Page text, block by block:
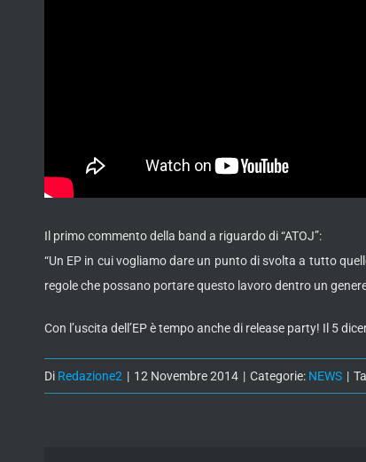
Il primo commento della band a riguardo di “ATOJ”:
“Un EP in cui vogliamo dare un punto di svolta a tutto
regole che possano portare questo lavoro dentro un
Con l’uscita dell’EP è tempo anche di release party! Il 5
Di Redazione2 | 12 Novembre 2014 | Categorie: NEWS |